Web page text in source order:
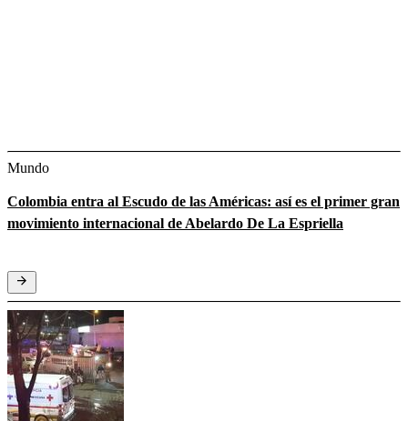
Mundo
Colombia entra al Escudo de las Américas: así es el primer gran
movimiento internacional de Abelardo De La Espriella